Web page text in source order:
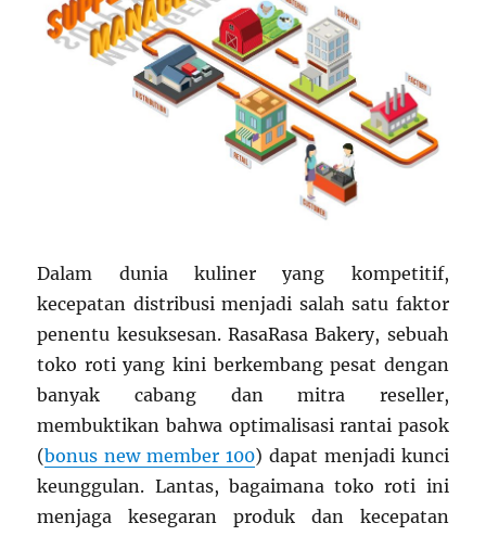
Dalam dunia kuliner yang kompetitif,
kecepatan distribusi menjadi salah satu faktor
penentu kesuksesan. RasaRasa Bakery, sebuah
toko roti yang kini berkembang pesat dengan
banyak cabang dan mitra reseller,
membuktikan bahwa optimalisasi rantai pasok
(bonus new member 100) dapat menjadi kunci
keunggulan. Lantas, bagaimana toko roti ini
menjaga kesegaran produk dan kecepatan